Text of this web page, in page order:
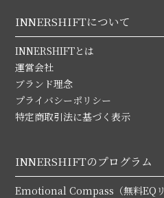
INNERSHIFTについて
INNERSHIFTとは
運営会社
ブランド理念
プライバシーポリシー
特定商取引法に基づく表示
INNERSHIFTのプログラム
Emotional Compass（無料EQリ